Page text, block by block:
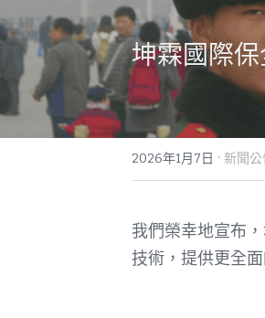
坤霖國際
2026年1月7日 · 新聞公
我們榮幸地宣布
技術，提供更全